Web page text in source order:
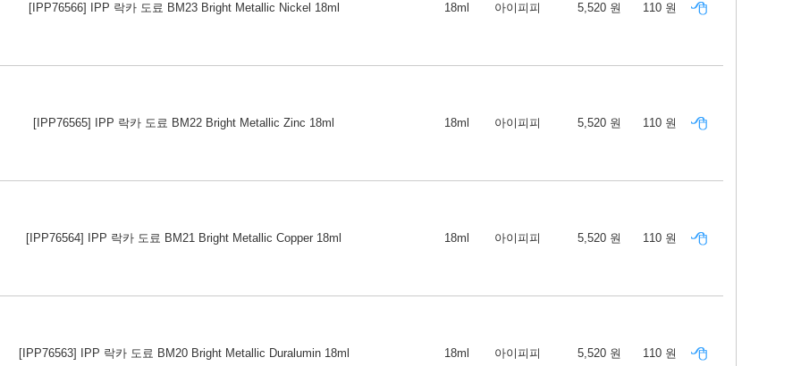
[IPP76566] IPP 락카 도료 BM23 Bright Metallic Nickel 18ml 18ml 아이피피 5,520 원 110 원
[IPP76565] IPP 락카 도료 BM22 Bright Metallic Zinc 18ml 18ml 아이피피 5,520 원 110 원
[IPP76564] IPP 락카 도료 BM21 Bright Metallic Copper 18ml 18ml 아이피피 5,520 원 110 원
[IPP76563] IPP 락카 도료 BM20 Bright Metallic Duralumin 18ml 18ml 아이피피 5,520 원 110 원